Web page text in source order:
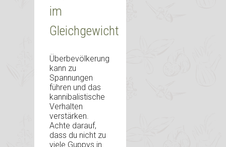
im
Gleichgewicht
Überbevölkerung
kann zu
Spannungen
führen und das
kannibalistische
Verhalten
verstärken.
Achte darauf,
dass du nicht zu
viele Guppys in